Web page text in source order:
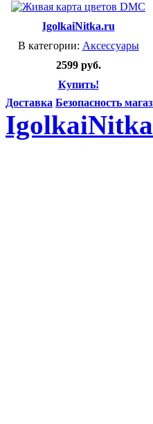
IgolkaiNitka.ru
В категории: Аксессуары
2599 руб.
Купить!
Доставка Безопасность